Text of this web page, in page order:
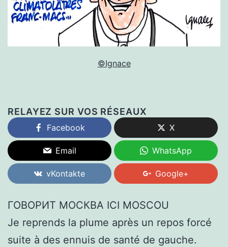
©Ignace
RELAYEZ SUR VOS RÉSEAUX
Facebook X
Email WhatsApp
vKontakte Google+
ГОВОРИТ МОСКВА ICI MOSCOU
Je reprends la plume après un repos forcé
suite à des ennuis de santé de gauche.